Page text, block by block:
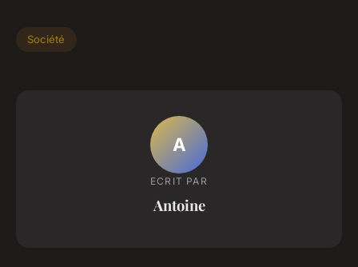
Société
A
ECRIT PAR
Antoine